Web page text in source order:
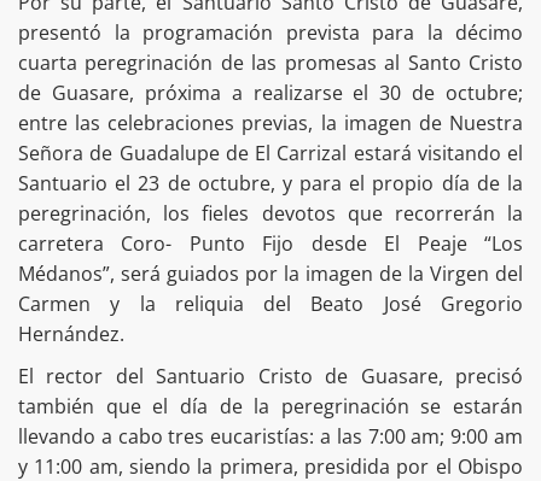
presentó la programación prevista para la décimo
cuarta peregrinación de las promesas al Santo Cristo
de Guasare, próxima a realizarse el 30 de octubre;
entre las celebraciones previas, la imagen de Nuestra
Señora de Guadalupe de El Carrizal estará visitando el
Santuario el 23 de octubre, y para el propio día de la
peregrinación, los fieles devotos que recorrerán la
carretera Coro- Punto Fijo desde El Peaje “Los
Médanos”, será guiados por la imagen de la Virgen del
Carmen y la reliquia del Beato José Gregorio
Hernández.
El rector del Santuario Cristo de Guasare, precisó
también que el día de la peregrinación se estarán
llevando a cabo tres eucaristías: a las 7:00 am; 9:00 am
y 11:00 am, siendo la primera, presidida por el Obispo